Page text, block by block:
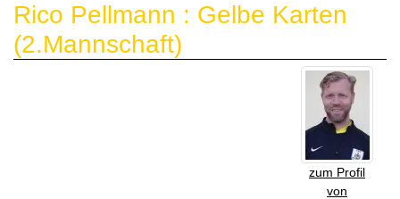
Rico Pellmann : Gelbe Karten
(2.Mannschaft)
zum Profil
von